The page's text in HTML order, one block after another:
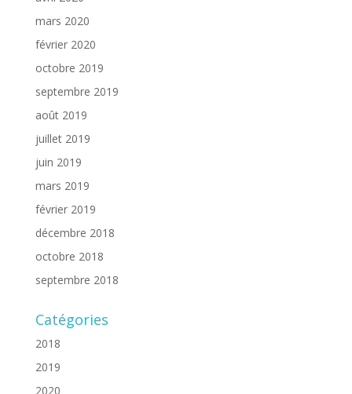
mars 2020
février 2020
octobre 2019
septembre 2019
août 2019
juillet 2019
juin 2019
mars 2019
février 2019
décembre 2018
octobre 2018
septembre 2018
Catégories
2018
2019
2020